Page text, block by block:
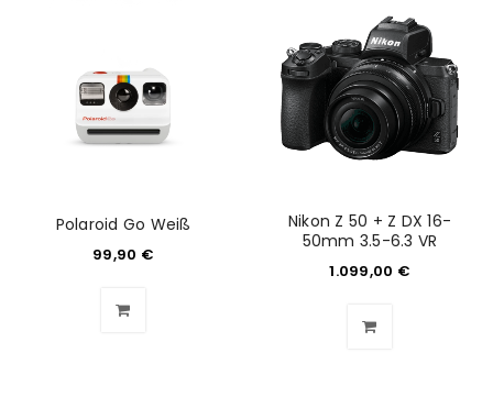
Benutzername oder E-Mail-Adresse
Anmeldeformular geschützt durch
Angemeldet bleiben
Polaroid Go Weiß
99,90 €
Nikon Z 50 + Z DX 16-
50mm 3.5-6.3 VR
1.099,00 €